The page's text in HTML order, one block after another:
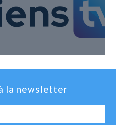
la newsletter